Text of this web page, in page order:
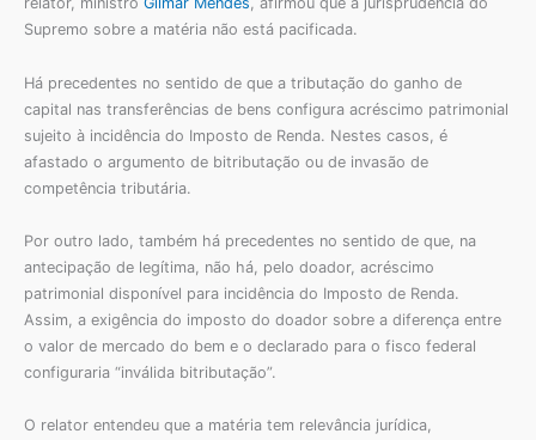
Supremo sobre a matéria não está pacificada.
Há precedentes no sentido de que a tributação do ganho de
capital nas transferências de bens configura acréscimo patrimonial
sujeito à incidência do Imposto de Renda. Nestes casos, é
afastado o argumento de bitributação ou de invasão de
competência tributária.
Por outro lado, também há precedentes no sentido de que, na
antecipação de legítima, não há, pelo doador, acréscimo
patrimonial disponível para incidência do Imposto de Renda.
Assim, a exigência do imposto do doador sobre a diferença entre
o valor de mercado do bem e o declarado para o fisco federal
configuraria “inválida bitributação”.
O relator entendeu que a matéria tem relevância jurídica,